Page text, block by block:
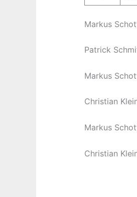
Markus
Patrick
Markus
Christian
Markus
Christian